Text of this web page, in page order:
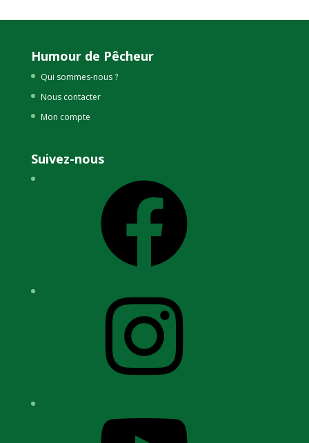
Humour de Pêcheur
Qui sommes-nous ?
Nous contacter
Mon compte
Suivez-nous